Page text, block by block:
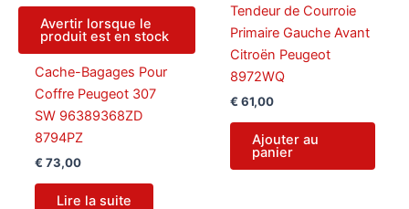
Avertir lorsque le
produit est en stock
Cache-Bagages Pour
Coffre Peugeot 307
SW 96389368ZD
8794PZ
€ 73,00
Lire la suite
Tendeur de Courroie
Primaire Gauche Avant
Citroën Peugeot
8972WQ
€ 61,00
Ajouter au
panier